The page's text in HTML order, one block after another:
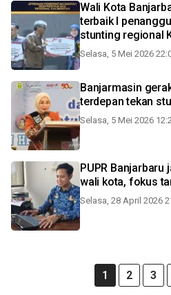
Wali Kota
terbaik I
stunting regional
Selasa, 5 Mei 2026
Banjarmasin
terdepan tekan
Selasa, 5 Mei 2026
PUPR
wali kota, fokus
Selasa, 28 April 2026
1 2 3